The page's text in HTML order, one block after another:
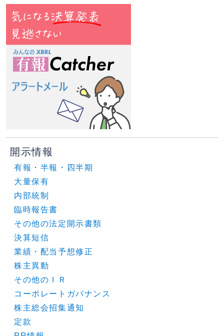
開示情報
有報・半報・四半期
大量保有
内部統制
臨時報告書
その他の法定開示書類
決算短信
業績・配当予想修正
株主異動
その他のＩＲ
コーポレートガバナンス
株主総会招集通知
定款